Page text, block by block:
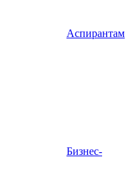
Аспирантам
Бизнес-